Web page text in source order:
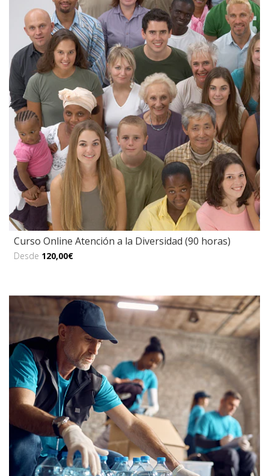
Curso Online Atención a la Diversidad (90 horas)
Desde 120,00€